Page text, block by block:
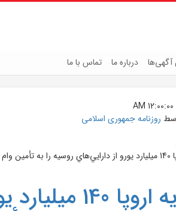
آگهی‌ها درباره ما تماس با ما
روزنامه جمهوری اسلامی
اتحاديه اروپا 140